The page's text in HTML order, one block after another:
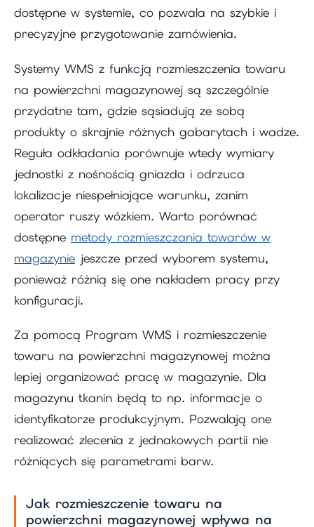
dostępne w systemie, co pozwala na szybkie i
precyzyjne przygotowanie zamówienia.
Systemy WMS z funkcją rozmieszczenia towaru
na powierzchni magazynowej są szczególnie
przydatne tam, gdzie sąsiadują ze sobą
produkty o skrajnie różnych gabarytach i wadze.
Reguła odkładania porównuje wtedy wymiary
jednostki z nośnością gniazda i odrzuca
lokalizacje niespełniające warunku, zanim
operator ruszy wózkiem. Warto porównać
dostępne metody rozmieszczania towarów w
magazynie jeszcze przed wyborem systemu,
ponieważ różnią się one nakładem pracy przy
konfiguracji.
Za pomocą Program WMS i rozmieszczenie
towaru na powierzchni magazynowej można
lepiej organizować pracę w magazynie. Dla
magazynu tkanin będą to np. informacje o
identyfikatorze produkcyjnym. Pozwalają one
realizować zlecenia z jednakowych partii nie
różniących się parametrami barw.
Jak rozmieszczenie towaru na
powierzchni magazynowej wpływa na